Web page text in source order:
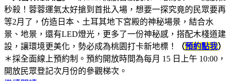
秒殺！蓉蓉運氣太好搶到首批入場，想要一探究竟的民眾要再
等2月了，仿造日本、土耳其地下宮殿的神秘場景，結合水
景、地景，還有LED燈光，更多了一份神秘感，搭配木棧道建
設，讓環境更美化，勢必成為桃園打卡新地標！
（預約點我）
＊採全面線上預約制。預約開放時間為每月 15 日上午 10:00，
開放民眾登記次月份的參觀梯次。